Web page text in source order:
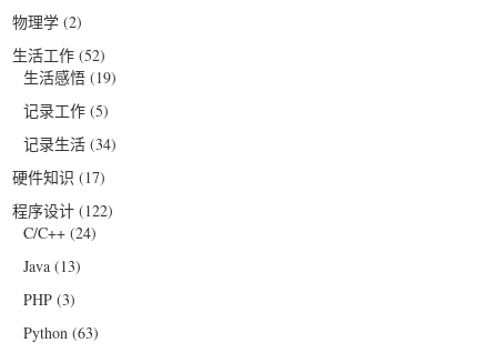
物理学 (2)
生活工作 (52)
生活感悟 (19)
记录工作 (5)
记录生活 (34)
硬件知识 (17)
程序设计 (122)
C/C++ (24)
Java (13)
PHP (3)
Python (63)